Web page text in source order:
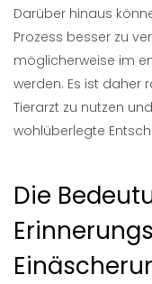
Darüber hinaus
Prozess besser zu
möglicherweise im
werden. Es ist daher
Tierarzt zu nutzen
wohlüberlegte
Die